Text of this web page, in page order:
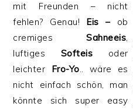
mit Freunden – nicht
fehlen? Genau! Eis –ob
cremigesSahneeis,
luftiges Softeis oder
leichter
Fro-Yo.. wäre es
nicht einfach schön, man
könnte sich super easy